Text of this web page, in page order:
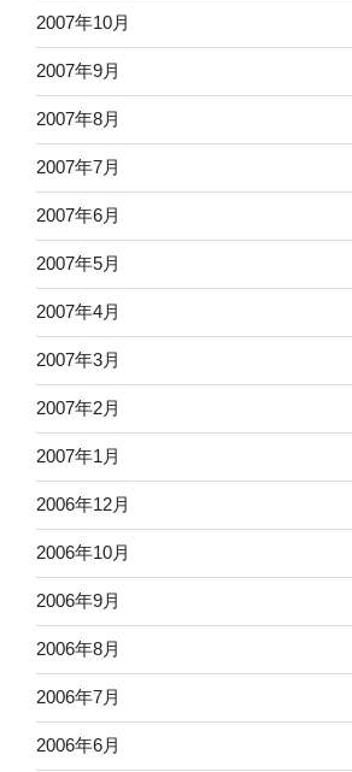
2007年10月
2007年9月
2007年8月
2007年7月
2007年6月
2007年5月
2007年4月
2007年3月
2007年2月
2007年1月
2006年12月
2006年10月
2006年9月
2006年8月
2006年7月
2006年6月